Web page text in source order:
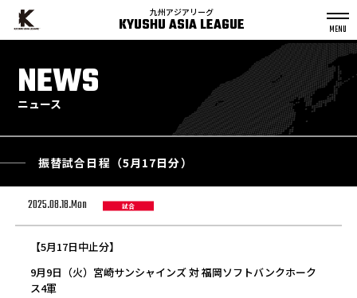
九州アジアリーグ
KYUSHU ASIA LEAGUE
NEWS
ニュース
振替試合日程（5月17日分）
2025.08.18.Mon 試合
【5月17日中止分】
9月9日（火）宮崎サンシャインズ 対 福岡ソフトバンクホーク
ス4軍